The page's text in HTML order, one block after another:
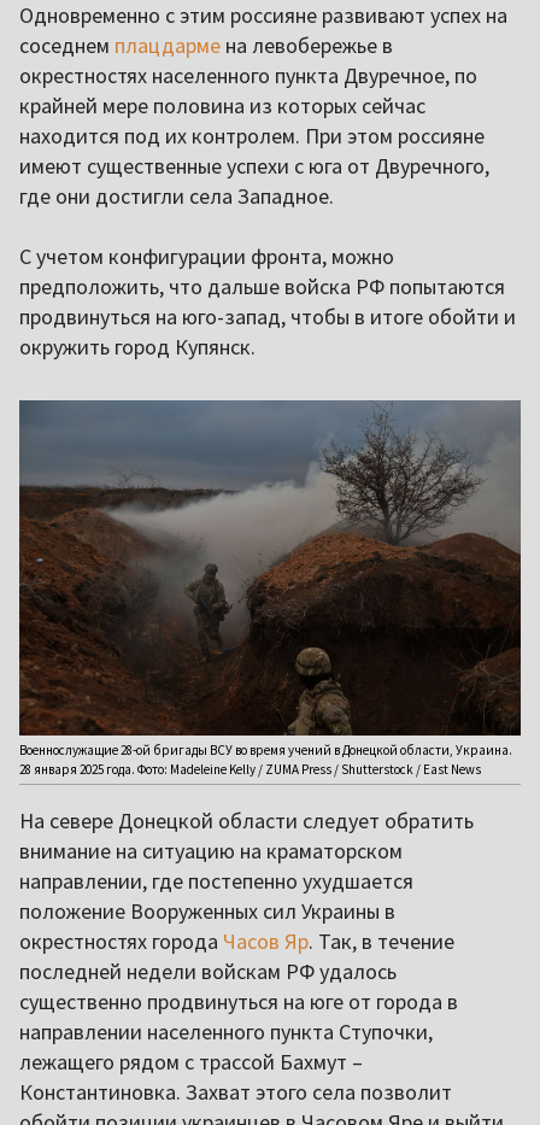
Одновременно с этим россияне развивают успех на
соседнем плацдарме на левобережье в
окрестностях населенного пункта Двуречное, по
крайней мере половина из которых сейчас
находится под их контролем. При этом россияне
имеют существенные успехи с юга от Двуречного,
где они достигли села Западное.
С учетом конфигурации фронта, можно
предположить, что дальше войска РФ попытаются
продвинуться на юго-запад, чтобы в итоге обойти и
окружить город Купянск.
Военнослужащие 28-ой бригады ВСУ во время учений в Донецкой области, Украина.
28 января 2025 года. Фото: Madeleine Kelly / ZUMA Press / Shutterstock / East News
На севере Донецкой области следует обратить
внимание на ситуацию на краматорском
направлении, где постепенно ухудшается
положение Вооруженных сил Украины в
окрестностях города Часов Яр. Так, в течение
последней недели войскам РФ удалось
существенно продвинуться на юге от города в
направлении населенного пункта Ступочки,
лежащего рядом с трассой Бахмут –
Константиновка. Захват этого села позволит